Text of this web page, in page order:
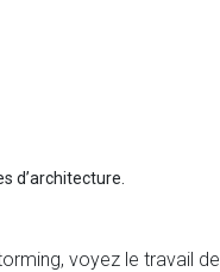
d’architecture.
voyez le travail de